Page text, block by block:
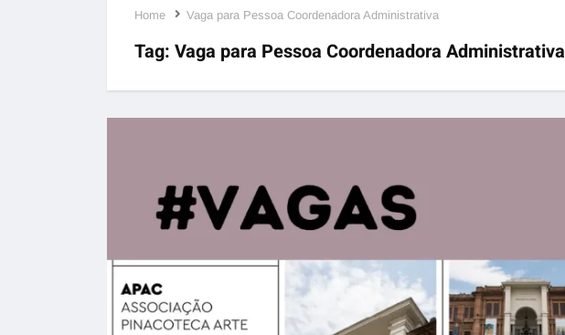
Home Vaga para Pessoa Coordenadora Administrativa
Tag: Vaga para Pessoa Coordenadora Administrativa